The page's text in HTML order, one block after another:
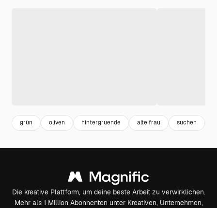
grün oliven hintergruende alte frau suchen
Die kreative Plattform, um deine beste Arbeit zu verwirklichen.
Mehr als 1 Million Abonnenten unter Kreativen, Unternehmen,